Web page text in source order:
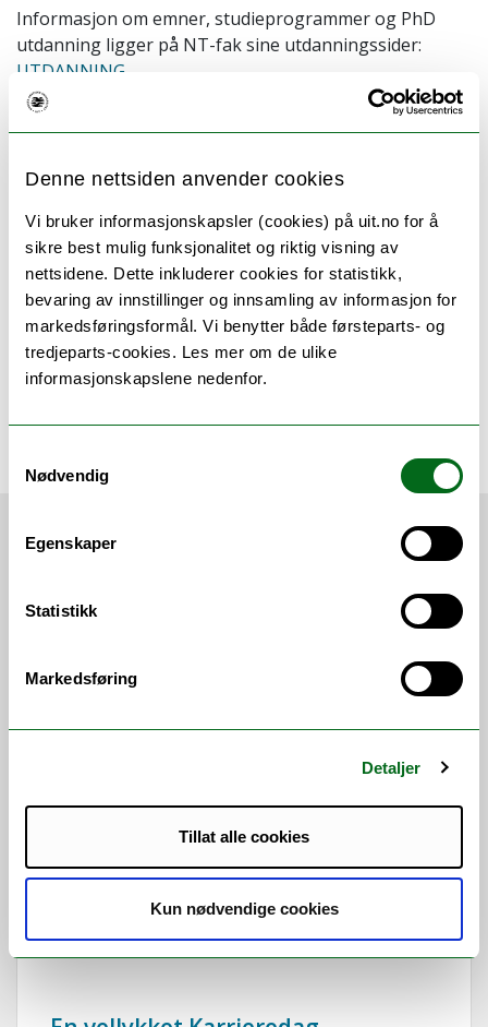
Denne nettsiden anvender cookies
Vi bruker informasjonskapsler (cookies) på uit.no for å
sikre best mulig funksjonalitet og riktig visning av
nettsidene. Dette inkluderer cookies for statistikk,
bevaring av innstillinger og innsamling av informasjon for
markedsføringsformål. Vi benytter både førsteparts- og
tredjeparts-cookies. Les mer om de ulike
informasjonskapslene nedenfor.
Nødvendig
Egenskaper
Statistikk
Markedsføring
Detaljer
Tillat alle cookies
Kun nødvendige cookies
Informasjon om emner, studieprogrammer og PhD
utdanning ligger på NT-fak sine utdanningssider:
UTDANNING
Noen av linkene under krever pålogging på UiT sitt
intranett.
Ansatte ved Seksjon for forskning,
utdanning og formidling NT-fak:
Siste nytt